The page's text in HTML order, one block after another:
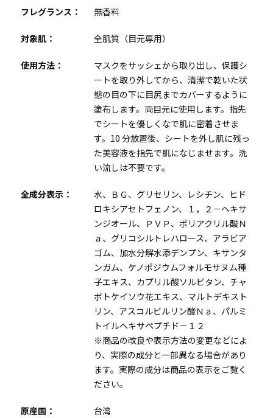
フレグランス： 無香料
対象肌： 全肌質（目元専用）
使用方法：
マスクをサッシェから取り出し、保護シ
ートを取り外してから、清潔で乾いた状
態の目の下に目尻までカバーするように
塗布します。両目元に使用します。指先
でシートを優しくなで肌に密着させま
す。10 分放置後、シートを外し肌に残っ
た美容液を指先で肌になじませます。洗
い流しは不要です。
全成分表示：
水、ＢＧ、グリセリン、レシチン、ヒド
ロキシアセトフェノン、１，２－ヘキサ
ンジオール、ＰＶＰ、ポリアクリル酸Ｎ
ａ、グリコシルトレハロース、アラビア
ゴム、加水分解水添デンプン、キサンタ
ンガム、ケノポジウムフォルモサヌム種
子エキス、カプリル酸ソルビタン、チャ
ボトケイソウ花エキス、マルトデキスト
リン、アスコルビルリン酸Ｎａ、パルミ
トイルヘキサペプチド－１２
※商品の改良や表示方法の変更などによ
り、実際の成分と一部異なる場合があり
ます。実際の成分は商品の表示をご覧く
ださい。
原産国： 台湾